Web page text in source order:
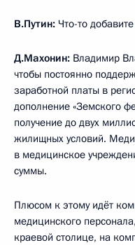
В.Путин: Что-то
Д.Махонин: Владимир
чтобы постоянно
заработной платы в
дополнение «Земского
получение до двух
жилищных условий.
в медицинское
суммы.
Плюсом к этому идёт
медицинского
краевой столице, на